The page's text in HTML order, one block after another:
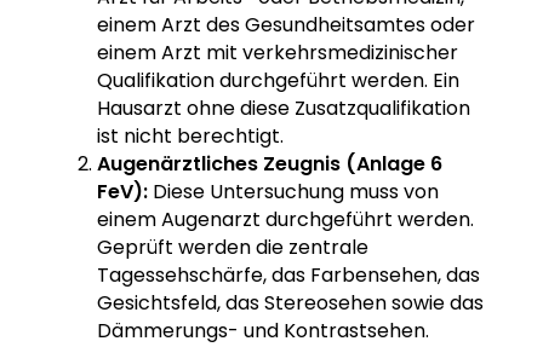
einem Arzt des Gesundheitsamtes oder
einem Arzt mit verkehrsmedizinischer
Qualifikation durchgeführt werden. Ein
Hausarzt ohne diese Zusatzqualifikation
ist nicht berechtigt.
Augenärztliches Zeugnis (Anlage 6
FeV): Diese Untersuchung muss von
einem Augenarzt durchgeführt werden.
Geprüft werden die zentrale
Tagessehschärfe, das Farbensehen, das
Gesichtsfeld, das Stereosehen sowie das
Dämmerungs- und Kontrastsehen.